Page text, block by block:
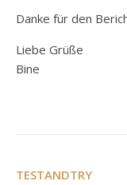
Danke für den
Liebe Grüße
Bine
TESTANDTRY